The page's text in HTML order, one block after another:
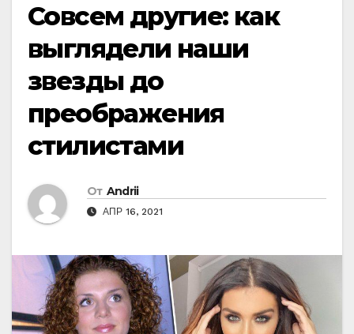
Совсем другие: как
выглядели наши
звезды до
преображения
стилистами
От Andrii
АПР 16, 2021